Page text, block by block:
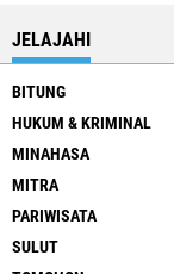
JELAJAHI
BITUNG
HUKUM & KRIMINAL
MINAHASA
MITRA
PARIWISATA
SULUT